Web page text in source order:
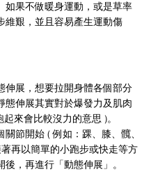
如果不做暖身運動，或是草率
維艱，並且容易產生運動傷
伸展，想要拉開身體各個部分
態伸展其實對於爆發力及肌肉
來會比較沒力的意思 )。
節開始 ( 例如：踝、膝、髖、
再以簡單的小跑步或快走等方
，再進行「動態伸展」。